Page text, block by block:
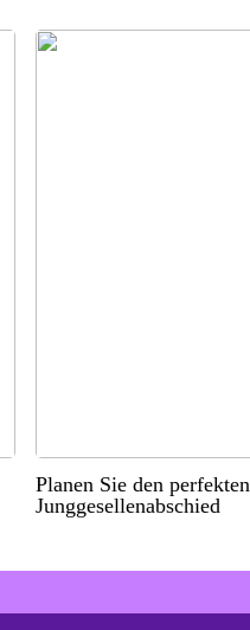
Planen Sie den perfekten
Junggesellenabschied